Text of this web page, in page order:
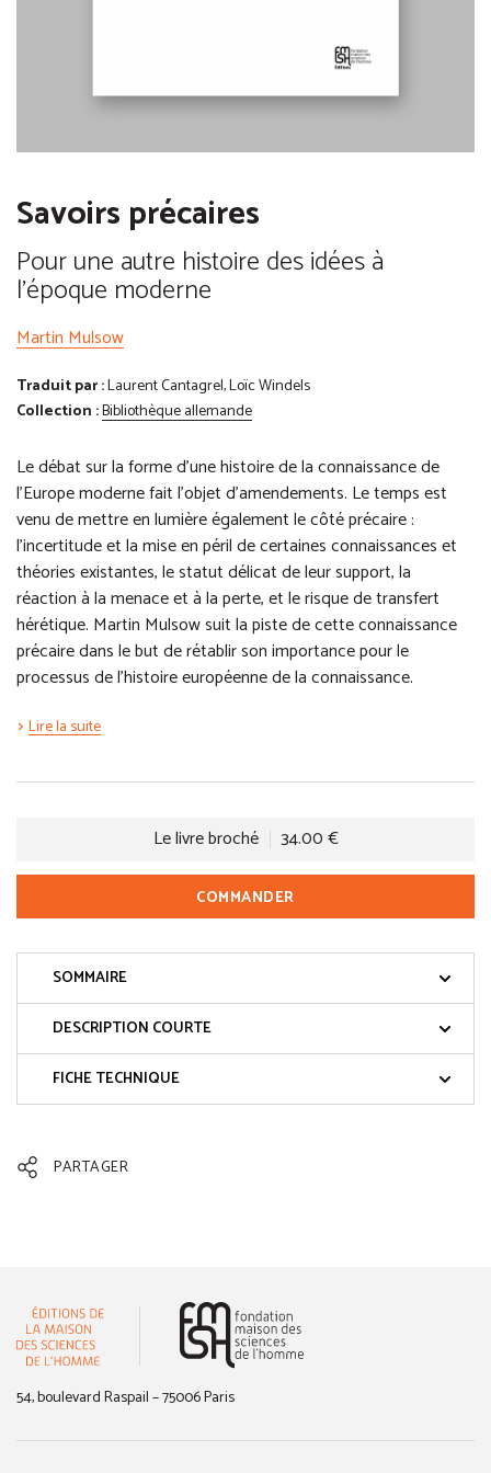
Savoirs précaires
Pour une autre histoire des idées à
l'époque moderne
Martin Mulsow
Traduit par :Laurent Cantagrel, Loïc Windels
Collection :Bibliothèque allemande
Le débat sur la forme d’une histoire de la connaissance de
l’Europe moderne fait l’objet d’amendements. Le temps est
venu de mettre en lumière également le côté précaire :
l’incertitude et la mise en péril de certaines connaissances et
théories existantes, le statut délicat de leur support, la
réaction à la menace et à la perte, et le risque de transfert
hérétique. Martin Mulsow suit la piste de cette connaissance
précaire dans le but de rétablir son importance pour le
processus de l’histoire européenne de la connaissance.
Lire la suite
Le livre broché 34.00 €
COMMANDER
SOMMAIRE
DESCRIPTION COURTE
FICHE TECHNIQUE
PARTAGER
54, boulevard Raspail – 75006 Paris